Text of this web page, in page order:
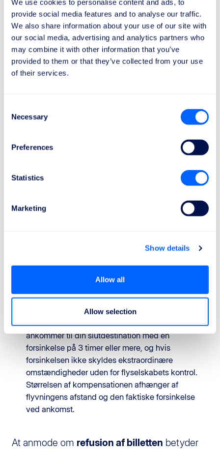
We use cookies to personalise content and ads, to
provide social media features and to analyse our traffic.
We also share information about your use of our site with
our social media, advertising and analytics partners who
may combine it with other information that you’ve
provided to them or that they’ve collected from your use
of their services.
Selection
Necessary
Preferences
Statistics
Marketing
Show details
Allow all
Allow selection
Ret til Assistance
Hvis forbindelsesforsinkelsen tvinger dig til at
vente i flere timer, har du ret til assistance fra
flyselskabet.
Dette inkluderer:
Indkvartering på hotel og transport mellem
nødvendigt at overnatte en eller flere nætter, eller
hvis et ekstra ophold er nødvendigt ud over det
Hvis forsinkelsen i forbindelsen betyder, at din
rejse ikke længere giver mening i forhold til det
for de dele, der allerede er udført, men som nu ikke
senere dato efter eget valg.
Kompensation
Du kan have ret til kompensation, hvis du
ankommer til din slutdestination med en
forsinkelse på 3 timer eller mere, og hvis
forsinkelsen ikke skyldes ekstraordinære
omstændigheder uden for flyselskabets kontrol.
Størrelsen af kompensationen afhænger af
flyvningens afstand og den faktiske forsinkelse
ved ankomst.
At anmode om refusion af billetten betyder